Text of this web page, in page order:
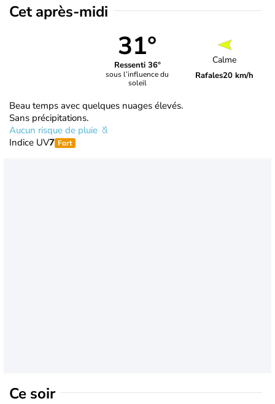
Cet après-midi
31°
Ressenti 36°
sous l’influence du
soleil
Calme
Rafales20 km/h
Beau temps avec quelques nuages élevés.
Sans précipitations.
Aucun risque de pluie
Indice UV7 Fort
Ce soir